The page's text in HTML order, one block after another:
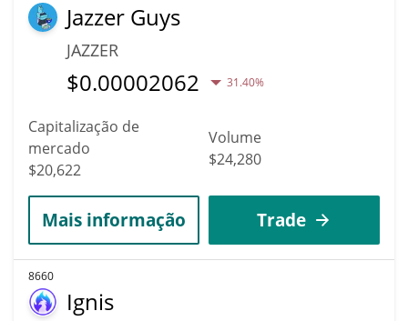
Jazzer Guys
JAZZER
$0.00002062 31.40%
Capitalização de
mercado
$20,622
Volume
$24,280
Mais informação Trade
8660
Ignis